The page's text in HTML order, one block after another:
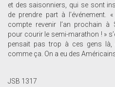
et des saisonniers, qui se sont
de prendre part à l’événement.
compte revenir l’an prochain à
pour courir le semi-marathon ! »
pensait pas trop à ces gens
comme ça. On a eu des
JSB 1317